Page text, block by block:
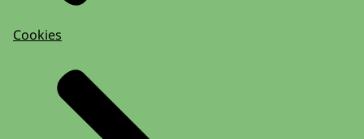
Cookies